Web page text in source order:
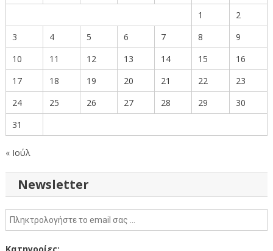
1
2
3
4 5 6 7 8
9
10
11 12 13 14 15
16
17
18 19 20 21 22
23
24
25 26 27 28 29
30
31
« Ιούλ
Newsletter